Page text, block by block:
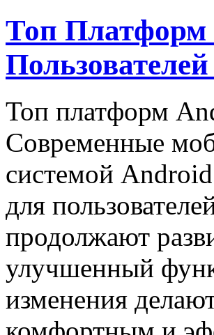
Топ Платформ
Топ платформ
Современные
системой
для
продолжают
улучшенный
изменения